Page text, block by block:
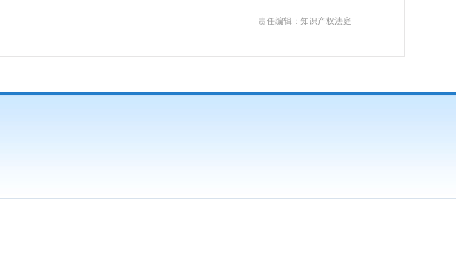
责任编辑：知识产权法庭